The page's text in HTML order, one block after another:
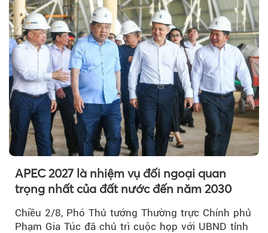
APEC 2027 là nhiệm vụ đối ngoại quan
trọng nhất của đất nước đến năm 2030
Chiều 2/8, Phó Thủ tướng Thường trực Chính phủ
Phạm Gia Túc đã chủ trì cuộc họp với UBND tỉnh